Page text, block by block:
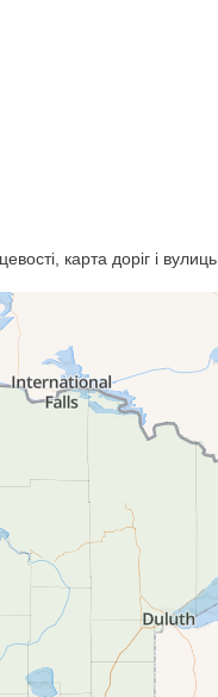
карта доріг і вулиць.